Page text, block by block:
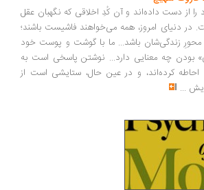
از دست داده‌اند و آن کُدِ اخلاقی که نگهبان عقل
در دنیای امروز، همه می‌خواهند فاشیست باشند؛
محورِ زندگی‌شان باشد... ما با گوشت و پوست خود
بودن چه معنایی دارد... نوشتن پاسخی است به
احاطه کرده‌اند، و در عین حال، ستایشی است از
...